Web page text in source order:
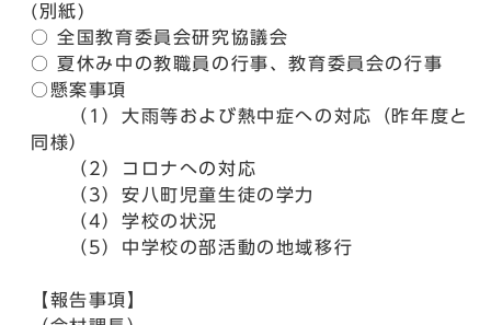
(別紙)
○ 全国教育委員会研究協議会
○ 夏休み中の教職員の行事、教育委員会の行事
○懸案事項
（1）大雨等および熱中症への対応（昨年度と
同様）
（2）コロナへの対応
（3）安八町児童生徒の学力
（4）学校の状況
（5）中学校の部活動の地域移行
【報告事項】